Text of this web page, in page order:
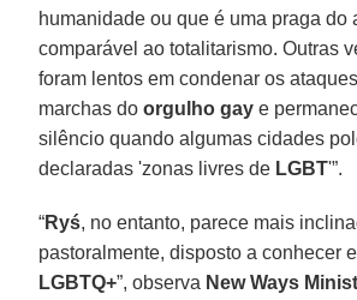
humanidade ou que é uma praga do
comparável ao totalitarismo. Outras
foram lentos em condenar os
marchas doorgulho gay e
silêncio quando algumas cidades
declaradas 'zonas livres de LGBT'”.
“Ryś, no entanto, parece mais
pastoralmente, disposto a conhecer
LGBTQ+”, observa New Ways